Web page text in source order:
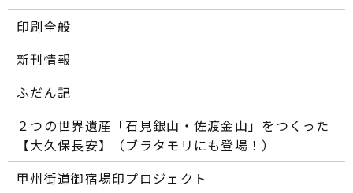
印刷全般
新刊情報
ふだん記
２つの世界遺産「石見銀山・佐渡金山」をつくった
【大久保長安】（ブラタモリにも登場！）
甲州街道御宿場印プロジェクト